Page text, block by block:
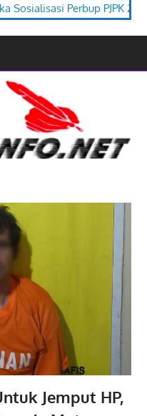
Festival Budaya Tira
Jemput HP,